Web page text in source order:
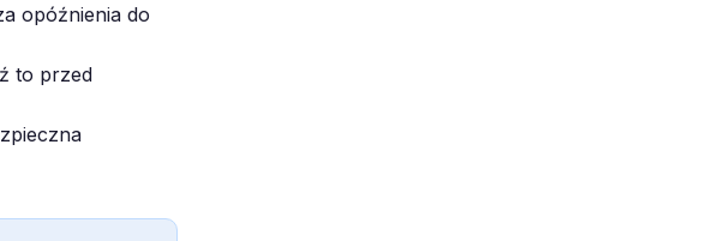
opóźnienia do
to przed